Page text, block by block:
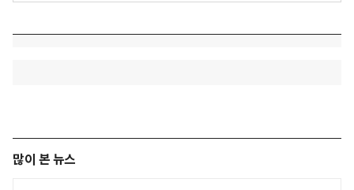
많이 본 뉴스